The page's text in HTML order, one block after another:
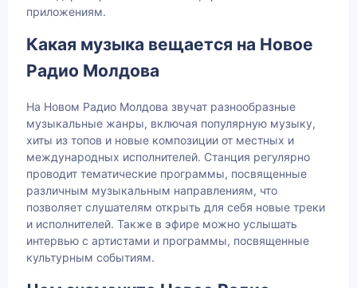
приложениям.
Какая музыка вещается на Новое
Радио Молдова
На Новом Радио Молдова звучат разнообразные
музыкальные жанры, включая популярную музыку,
хиты из топов и новые композиции от местных и
международных исполнителей. Станция регулярно
проводит тематические программы, посвященные
различным музыкальным направлениям, что
позволяет слушателям открыть для себя новые треки
и исполнителей. Также в эфире можно услышать
интервью с артистами и программы, посвященные
культурным событиям.